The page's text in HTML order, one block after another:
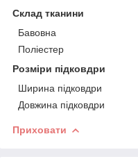
Склад тканини
Бавовна
Поліестер
Розміри підковдри
Ширина підковдри
Довжина підковдри
Приховати